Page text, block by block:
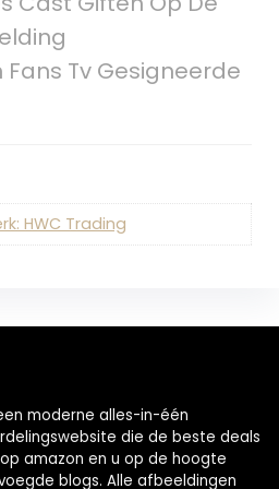
Tv Gesigneerde
HWC Trading
moderne alles-in-één
die de beste deals
amazon en u op de hoogte
blogs. Alle afbeeldingen